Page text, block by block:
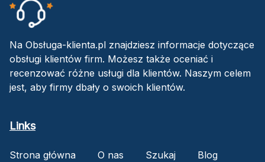
Na Obsługa-klienta.pl znajdziesz informacje dotyczące
obsługi klientów firm. Możesz także oceniać i
recenzować różne usługi dla klientów. Naszym celem
jest, aby firmy dbały o swoich klientów.
Links
Strona główna O nas Szukaj
Blog